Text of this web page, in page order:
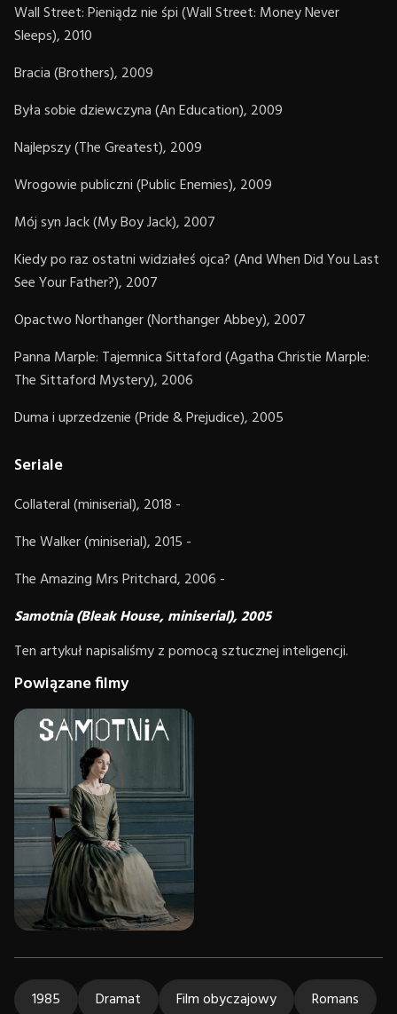
Wall Street: Pieniądz nie śpi (Wall Street: Money Never
Sleeps), 2010
Bracia (Brothers), 2009
Była sobie dziewczyna (An Education), 2009
Najlepszy (The Greatest), 2009
Wrogowie publiczni (Public Enemies), 2009
Mój syn Jack (My Boy Jack), 2007
Kiedy po raz ostatni widziałeś ojca? (And When Did You Last
See Your Father?), 2007
Opactwo Northanger (Northanger Abbey), 2007
Panna Marple: Tajemnica Sittaford (Agatha Christie Marple:
The Sittaford Mystery), 2006
Duma i uprzedzenie (Pride & Prejudice), 2005
Seriale
Collateral (miniserial), 2018 -
The Walker (miniserial), 2015 -
The Amazing Mrs Pritchard, 2006 -
Samotnia (Bleak House, miniserial), 2005
Ten artykuł napisaliśmy z pomocą sztucznej inteligencji.
Powiązane filmy
1985 Dramat Film obyczajowy Romans